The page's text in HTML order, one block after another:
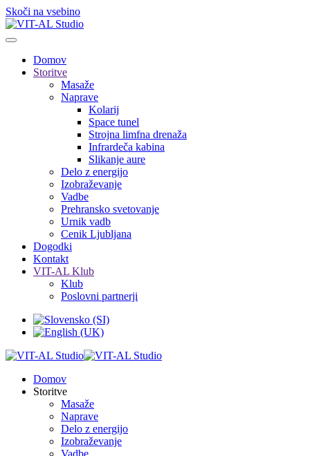
Skoči na vsebino
Domov
Storitve
Masaže
Naprave
Kolarij
Space tunel
Strojna limfna drenaža
Infrardeča kabina
Slikanje aure
Delo z energijo
Izobraževanje
Vadbe
Prehransko svetovanje
Urnik vadb
Cenik Ljubljana
Dogodki
Kontakt
VIT-AL Klub
Klub
Poslovni partnerji
Domov
Storitve
Masaže
Naprave
Delo z energijo
Izobraževanje
Vadbe